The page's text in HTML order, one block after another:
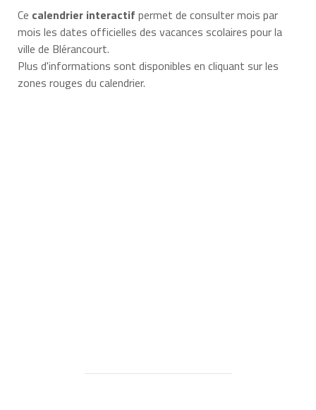
Ce calendrier interactif permet de consulter mois par
mois les dates officielles des vacances scolaires pour la
ville de Blérancourt.
Plus d'informations sont disponibles en cliquant sur les
zones rouges du calendrier.